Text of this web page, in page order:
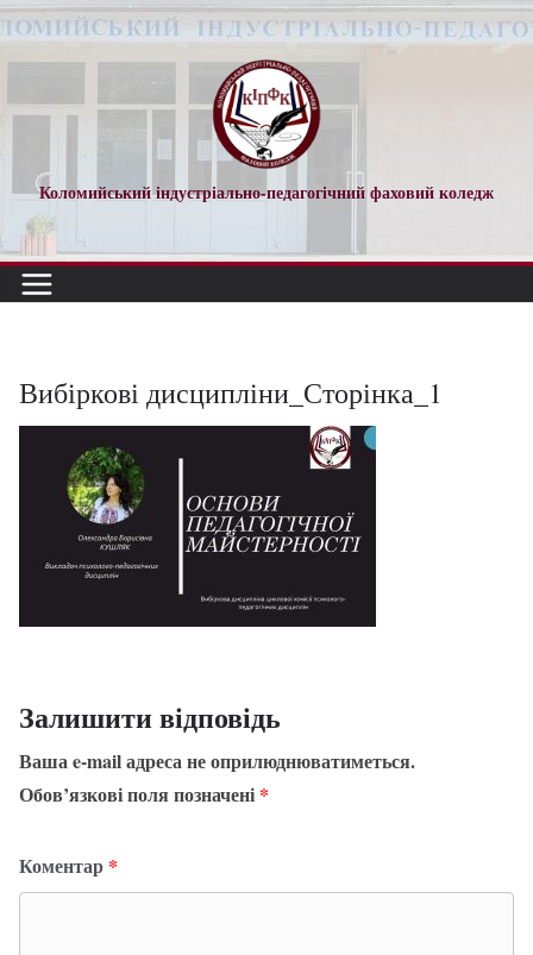
Перейти
до
Коломийський індустріально-педагогічний фаховий коледж
Вибіркові дисципліни_Сторінка_1
Залишити відповідь
Ваша e-mail адреса не оприлюднюватиметься.
Обов’язкові поля позначені *
Коментар *